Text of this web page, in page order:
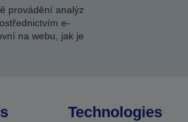
provádění analýz
e-
na webu, jak je
Technologies